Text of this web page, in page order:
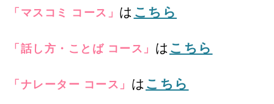
「マスコミ コース」 は こちら
「話し方・ことば コース」 は こちら
「ナレーター コース」 は こちら